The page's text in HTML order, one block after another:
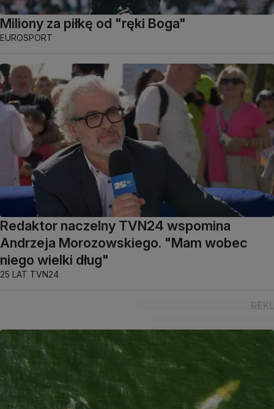
Miliony za piłkę od "ręki Boga"
EUROSPORT
Redaktor naczelny TVN24 wspomina
Andrzeja Morozowskiego. "Mam wobec
niego wielki dług"
25 LAT TVN24